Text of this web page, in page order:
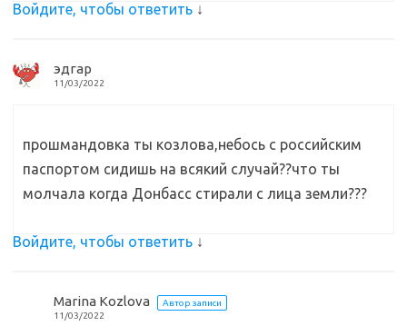
Войдите, чтобы ответить ↓
эдгар
11/03/2022
прошмандовка ты козлова,небось с российским
паспортом сидишь на всякий случай??что ты
молчала когда Донбасс стирали с лица земли???
Войдите, чтобы ответить ↓
Marina Kozlova
Автор записи
11/03/2022